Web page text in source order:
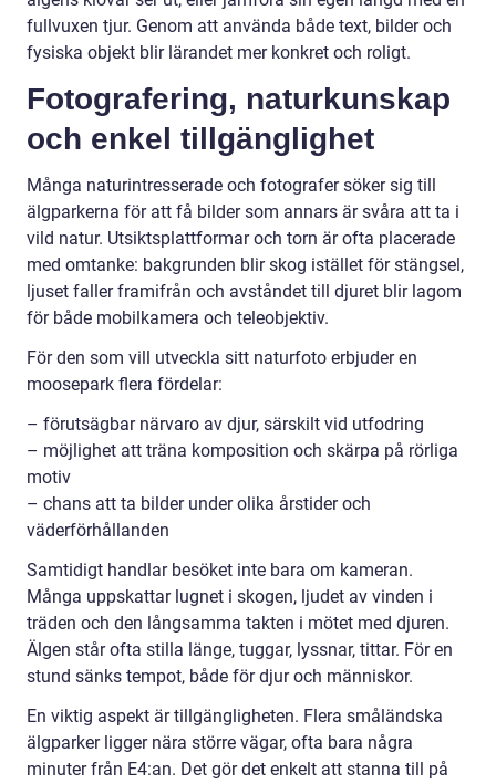
fullvuxen tjur. Genom att använda både text, bilder och
fysiska objekt blir lärandet mer konkret och roligt.
Fotografering, naturkunskap
och enkel tillgänglighet
Många naturintresserade och fotografer söker sig till
älgparkerna för att få bilder som annars är svåra att ta i
vild natur. Utsiktsplattformar och torn är ofta placerade
med omtanke: bakgrunden blir skog istället för stängsel,
ljuset faller framifrån och avståndet till djuret blir lagom
för både mobilkamera och teleobjektiv.
För den som vill utveckla sitt naturfoto erbjuder en
moosepark flera fördelar:
– förutsägbar närvaro av djur, särskilt vid utfodring
– möjlighet att träna komposition och skärpa på rörliga
motiv
– chans att ta bilder under olika årstider och
väderförhållanden
Samtidigt handlar besöket inte bara om kameran.
Många uppskattar lugnet i skogen, ljudet av vinden i
träden och den långsamma takten i mötet med djuren.
Älgen står ofta stilla länge, tuggar, lyssnar, tittar. För en
stund sänks tempot, både för djur och människor.
En viktig aspekt är tillgängligheten. Flera småländska
älgparker ligger nära större vägar, ofta bara några
minuter från E4:an. Det gör det enkelt att stanna till på